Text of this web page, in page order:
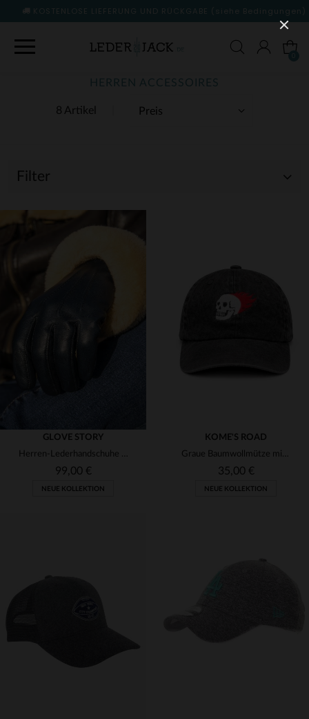
KOSTENLOSE LIEFERUNG UND RÜCKGABE (siehe Bedingungen)
8 Artikel
HERREN ACCESSOIRES
Filter
(1)
(1)
(3)
VERFÜGBARE GRÖSSEN
GLOVE STORY
Herren-Lederhandschuhe mit Seidenfutter und Touch-Funktion in Aluminiumfarbe
99,00 €
NEUE KOLLEKTION
KOME'S ROAD
Graue Baumwollmütze mit gesticktem Flammenschädel.
35,00 €
NEUE KOLLEKTION